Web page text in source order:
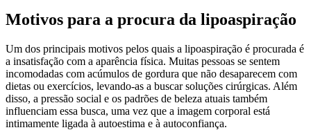
Motivos para a procura da lipoaspiração
Um dos principais motivos pelos quais a lipoaspiração é procurada é
a insatisfação com a aparência física. Muitas pessoas se sentem
incomodadas com acúmulos de gordura que não desaparecem com
dietas ou exercícios, levando-as a buscar soluções cirúrgicas. Além
disso, a pressão social e os padrões de beleza atuais também
influenciam essa busca, uma vez que a imagem corporal está
intimamente ligada à autoestima e à autoconfiança.